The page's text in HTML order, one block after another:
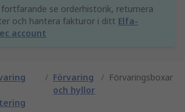
fortfarande se orderhistorik, returnera
och hantera fakturor i ditt Elfa-
account
/ Förvaring
och hyllor
/ Förvaringsboxar